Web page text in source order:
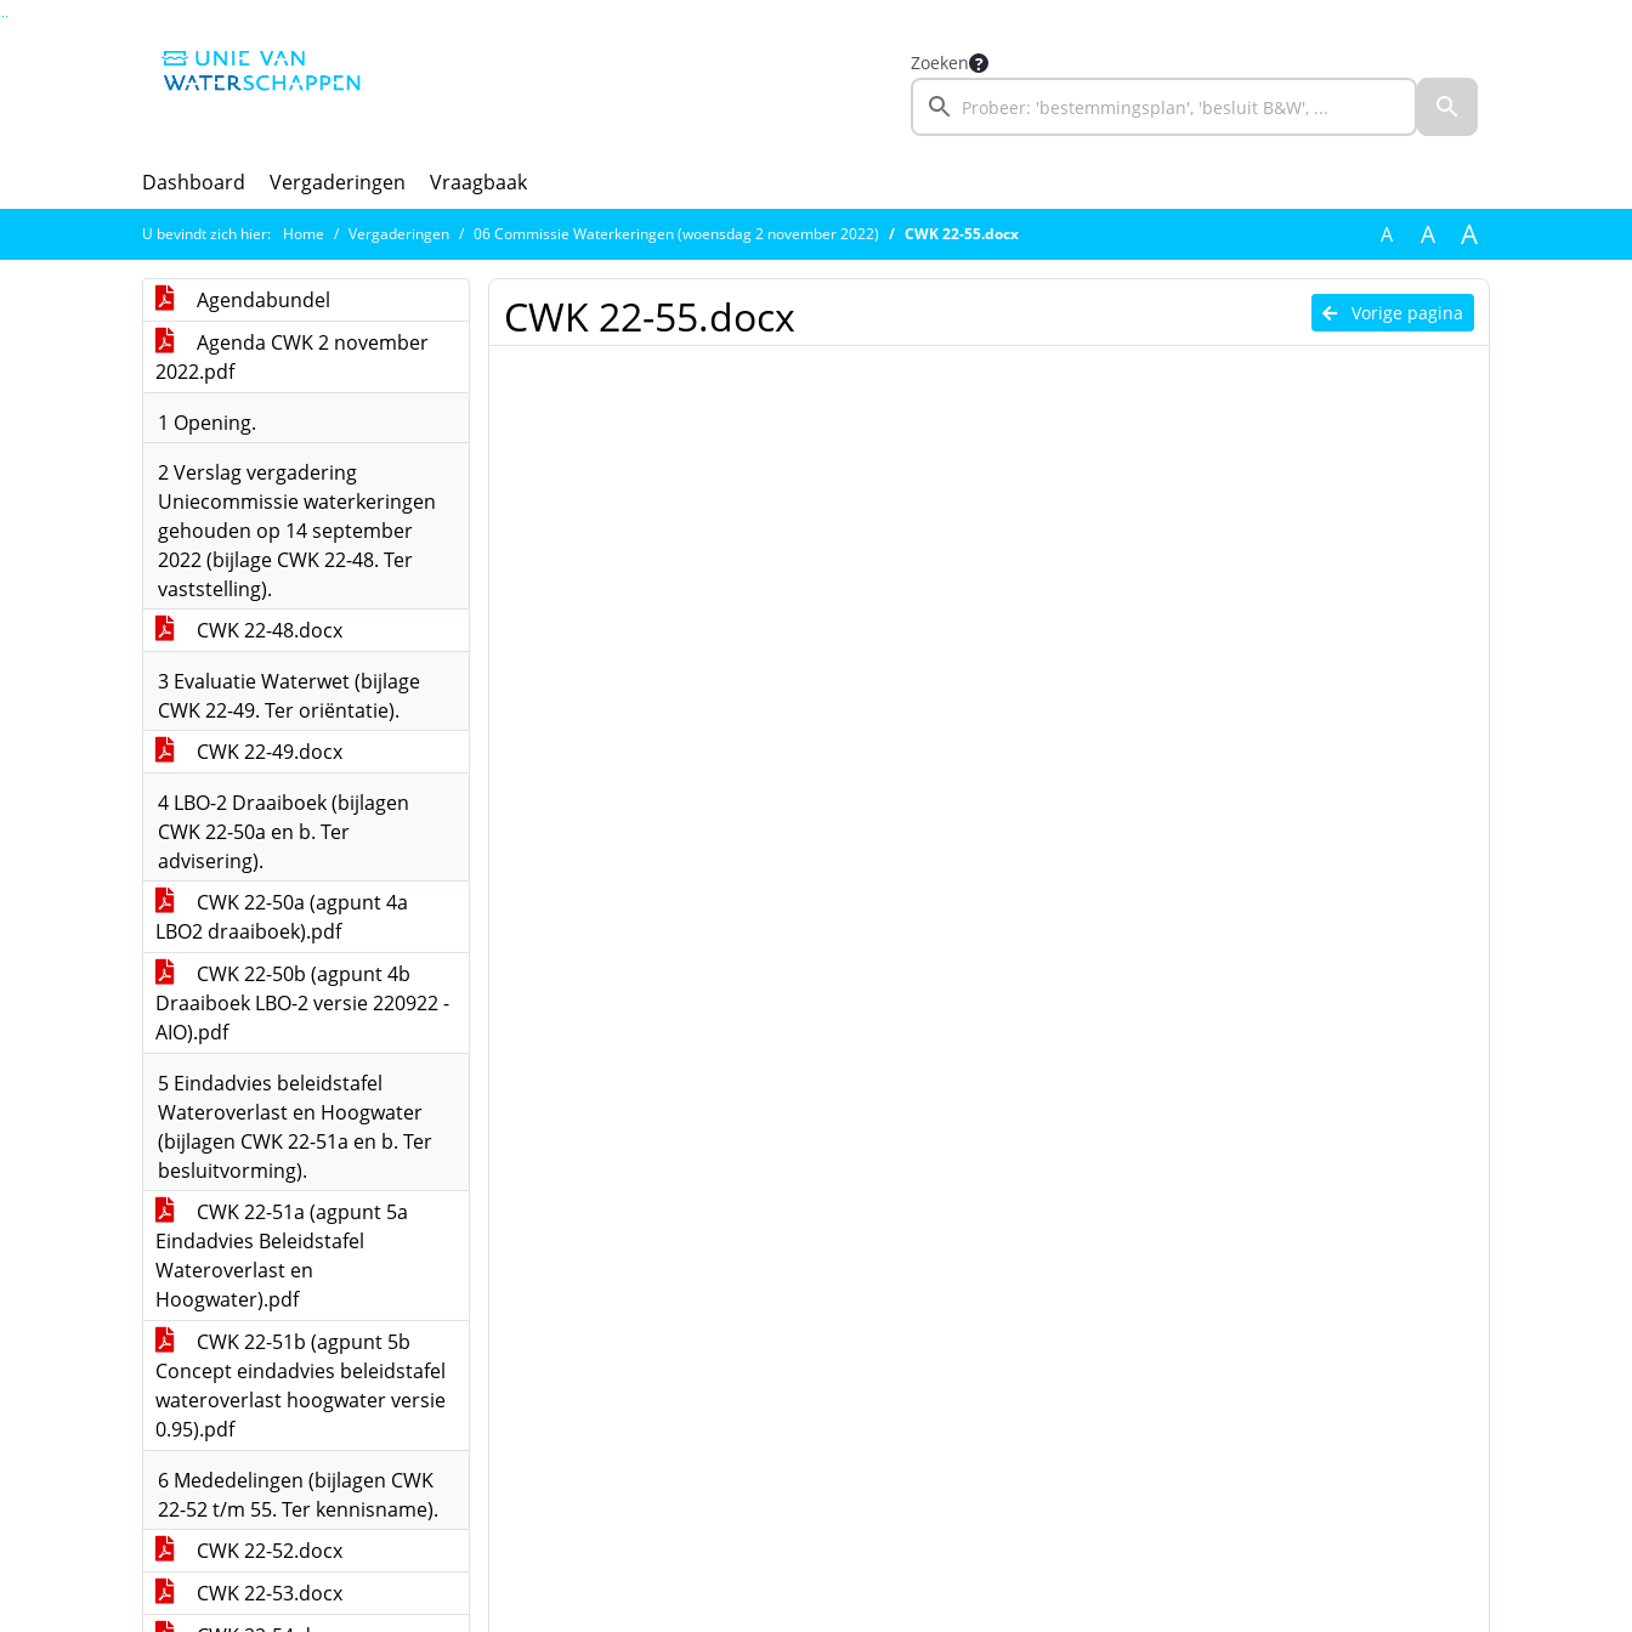
Zoeken
Dashboard Vergaderingen Vraagbaak
U bevindt zich hier: Home Vergaderingen 06 Commissie Waterkeringen (woensdag 2 november 2022) CWK 22-55.docx A A A
Agendabundel
Agenda CWK 2 november
2022.pdf
1 Opening.
2 Verslag vergadering
Uniecommissie waterkeringen
gehouden op 14 september
2022 (bijlage CWK 22-48. Ter
vaststelling).
CWK 22-48.docx
3 Evaluatie Waterwet (bijlage
CWK 22-49. Ter oriëntatie).
CWK 22-49.docx
4 LBO-2 Draaiboek (bijlagen
CWK 22-50a en b. Ter
advisering).
CWK 22-50a (agpunt 4a
LBO2 draaiboek).pdf
CWK 22-50b (agpunt 4b
Draaiboek LBO-2 versie 220922 -
AIO).pdf
5 Eindadvies beleidstafel
Wateroverlast en Hoogwater
(bijlagen CWK 22-51a en b. Ter
besluitvorming).
CWK 22-51a (agpunt 5a
Eindadvies Beleidstafel
Wateroverlast en
Hoogwater).pdf
CWK 22-51b (agpunt 5b
Concept eindadvies beleidstafel
wateroverlast hoogwater versie
0.95).pdf
6 Mededelingen (bijlagen CWK
22-52 t/m 55. Ter kennisname).
CWK 22-52.docx
CWK 22-53.docx
Vorige pagina
CWK 22-55.docx